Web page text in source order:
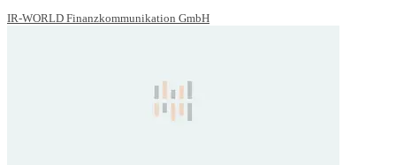
IR-WORLD Finanzkommunikation GmbH